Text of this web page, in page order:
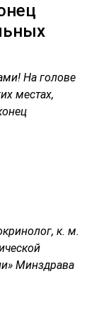
На голове
местах,
к. м.
Минздрава